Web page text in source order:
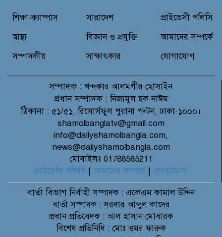
মৃত্যু
শিক্ষা-ক্যাম্পাস
স্বাস্থ্য
সম্পাদকীয়
সারাদেশ
বিজ্ঞান ও প্রযুক্তি
সাক্ষাৎকার
প্রাইভেসী পলিসি
আমাদের সম্পর্কে
যোগাযোগ
সম্পাদক : খন্দকার আলমগীর হোসাইন
প্রধান সম্পাদক : নিজামুল হক নাঈম
ঠিকানা : ৫১/৫১, রিসোর্সফুল পুরানা পল্টন, ঢাকা-১০০০।
shamolbanglatv@gmail.com
info@dailyshamolbangla.com,
news@dailyshamolbangla.com
মোবাইলঃ 01788585211
প্রাইভেসি পলিসি | আমাদের সম্পর্কে | যোগাযোগ
বার্তা বিভাগনির্বাহী সম্পাদক : একেএম কামাল উদ্দিন
বার্তা সম্পাদক : সরদার আব্দুল কাদের
প্রধান প্রতিবেদক : আল হাসান মোবারক
বিশেষ প্রতিনিধি : মোঃ ওমর ফারুক